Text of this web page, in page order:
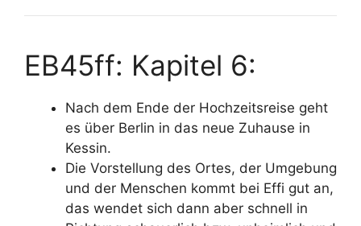
EB45ff: Kapitel 6:
Nach dem Ende der Hochzeitsreise geht
es über Berlin in das neue Zuhause in
Kessin.
Die Vorstellung des Ortes, der Umgebung
und der Menschen kommt bei Effi gut an,
das wendet sich dann aber schnell in